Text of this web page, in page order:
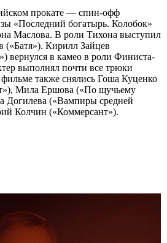
прокате — спин-офф
«Последний богатырь. Колобок»
Маслова. В роли Тихона выступил
(«Батя»). Кирилл Зайцев
вернулся в камео в роли Финиста-
выполнял почти все трюки
также снялись Гоша Куценко
Мила Ершова («По щучьему
Догилева («Вампиры средней
Колчин («Коммерсант»).